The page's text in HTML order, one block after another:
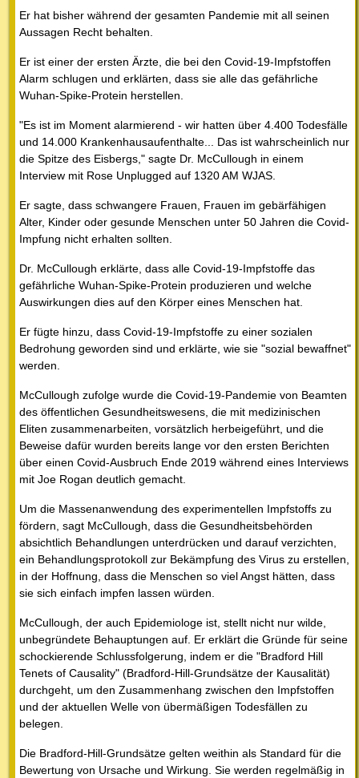
Er hat bisher während der gesamten Pandemie mit all seinen
Aussagen Recht behalten.
Er ist einer der ersten Ärzte, die bei den Covid-19-Impfstoffen
Alarm schlugen und erklärten, dass sie alle das gefährliche
Wuhan-Spike-Protein herstellen.
"Es ist im Moment alarmierend - wir hatten über 4.400 Todesfälle
und 14.000 Krankenhausaufenthalte... Das ist wahrscheinlich nur
die Spitze des Eisbergs," sagte Dr. McCullough in einem
Interview mit Rose Unplugged auf 1320 AM WJAS.
Er sagte, dass schwangere Frauen, Frauen im gebärfähigen
Alter, Kinder oder gesunde Menschen unter 50 Jahren die Covid-
Impfung nicht erhalten sollten.
Dr. McCullough erklärte, dass alle Covid-19-Impfstoffe das
gefährliche Wuhan-Spike-Protein produzieren und welche
Auswirkungen dies auf den Körper eines Menschen hat.
Er fügte hinzu, dass Covid-19-Impfstoffe zu einer sozialen
Bedrohung geworden sind und erklärte, wie sie "sozial bewaffnet"
werden.
McCullough zufolge wurde die Covid-19-Pandemie von Beamten
des öffentlichen Gesundheitswesens, die mit medizinischen
Eliten zusammenarbeiten, vorsätzlich herbeigeführt, und die
Beweise dafür wurden bereits lange vor den ersten Berichten
über einen Covid-Ausbruch Ende 2019 während eines Interviews
mit Joe Rogan deutlich gemacht.
Um die Massenanwendung des experimentellen Impfstoffs zu
fördern, sagt McCullough, dass die Gesundheitsbehörden
absichtlich Behandlungen unterdrücken und darauf verzichten,
ein Behandlungsprotokoll zur Bekämpfung des Virus zu erstellen,
in der Hoffnung, dass die Menschen so viel Angst hätten, dass
sie sich einfach impfen lassen würden.
McCullough, der auch Epidemiologe ist, stellt nicht nur wilde,
unbegründete Behauptungen auf. Er erklärt die Gründe für seine
schockierende Schlussfolgerung, indem er die "Bradford Hill
Tenets of Causality" (Bradford-Hill-Grundsätze der Kausalität)
durchgeht, um den Zusammenhang zwischen den Impfstoffen
und der aktuellen Welle von übermäßigen Todesfällen zu
belegen.
Die Bradford-Hill-Grundsätze gelten weithin als Standard für die
Bewertung von Ursache und Wirkung. Sie werden regelmäßig in